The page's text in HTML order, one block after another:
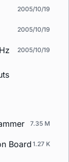
2005/10/19
2005/10/19
2005/10/19
7.35 M
Board 1.27 K